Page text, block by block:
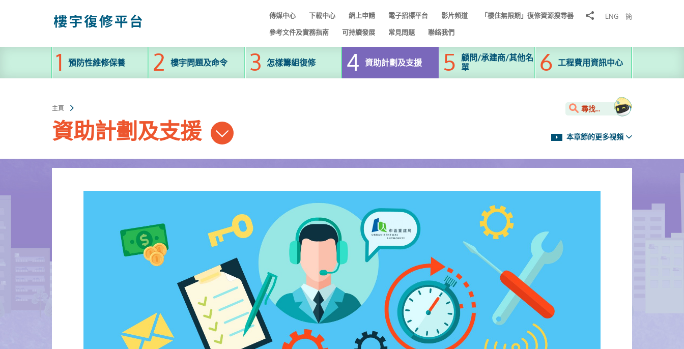
容
傳媒中心 下載中心 網上申請 電子招標平台 影片頻道 「樓住無限期」復修資源搜尋器
分
ENG 簡
參考文件及實務指南 可持續發展 常見問題 聯絡我們
預防性維修保養 樓宇問題及命令 怎樣籌組復修 資助計劃及支援
顧問/承建商/其他名
單
工程費用資訊中心
主頁
資助計劃及支援
尋找...
本章節的更多視頻